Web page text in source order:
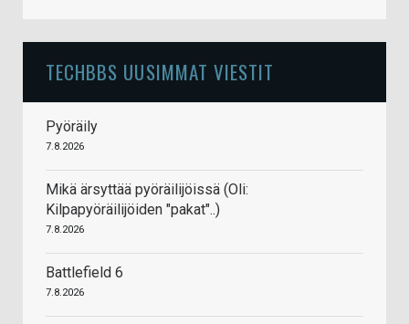
TECHBBS UUSIMMAT VIESTIT
Pyöräily
7.8.2026
Mikä ärsyttää pyöräilijöissä (Oli:
Kilpapyöräilijöiden "pakat"..)
7.8.2026
Battlefield 6
7.8.2026